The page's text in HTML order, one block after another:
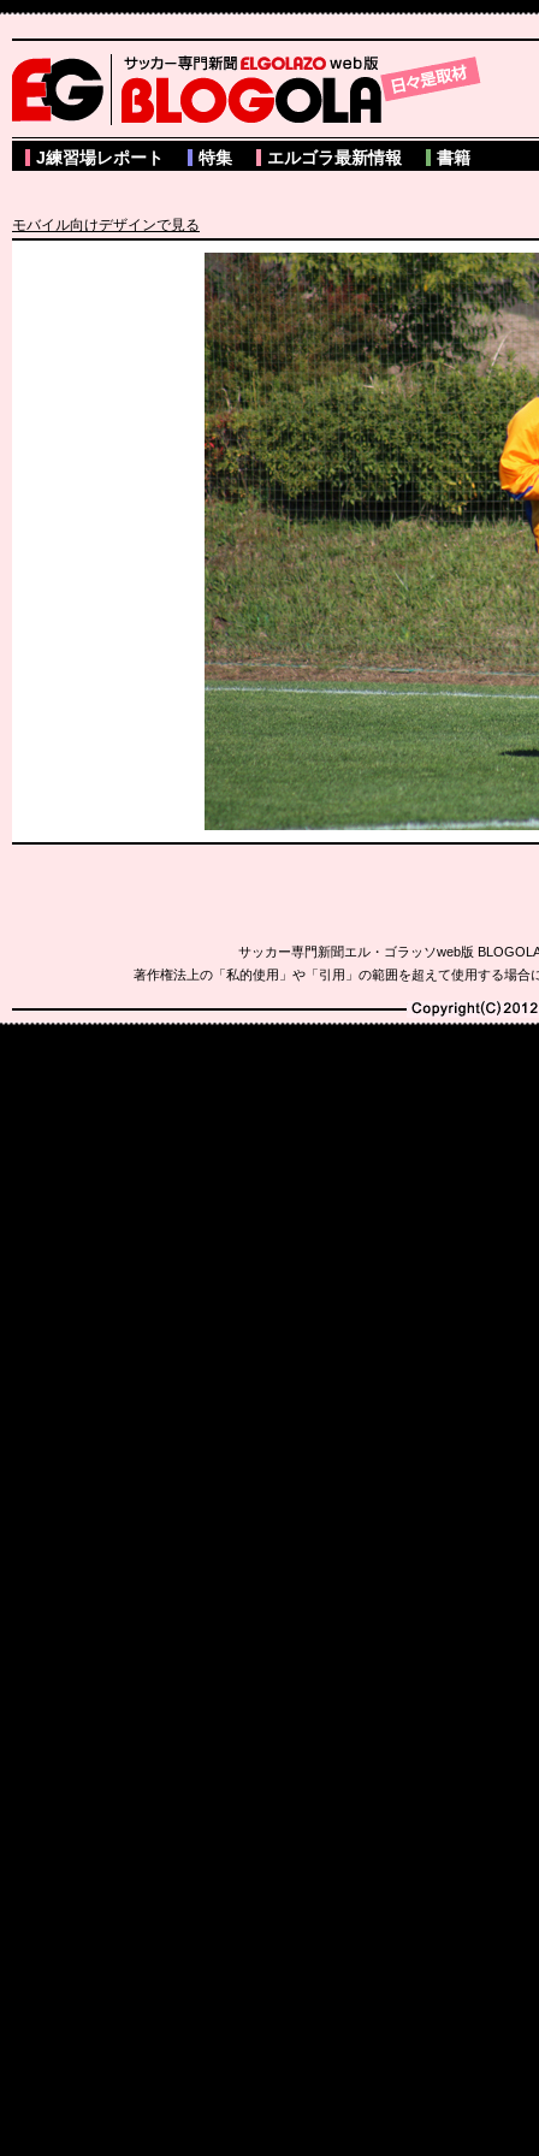
サッカー専門新聞ELGOLAZO web版 BLOGOLA
J練習場レポート 特集 エルゴラ最新情報 書籍
モバイル向けデザインで見る
サッカー専門新聞エル・ゴラッソweb版
著作権法上の「私的使用」や「引用」の範囲を超えて使用する場
Copyright(C)2010-